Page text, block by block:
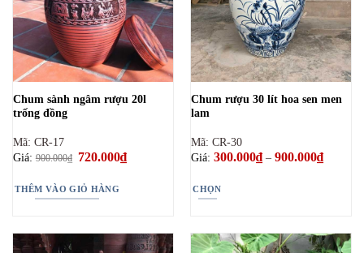
Chum sành ngâm rượu 20l
trống đồng
Mã: CR-17
Giá:900.000₫ Giá
gốc
900.000₫.
720.000₫Giá
hiện
THÊM VÀO GIỎ HÀNG
Chum rượu 30 lít hoa sen men
lam
Mã: CR-30
Giá: 300.000₫ – 900.000₫Khoảng
giá:
CHỌN
này